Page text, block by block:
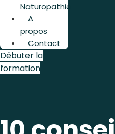
Naturopathie
A
propos
Contact
Débuter la
formation